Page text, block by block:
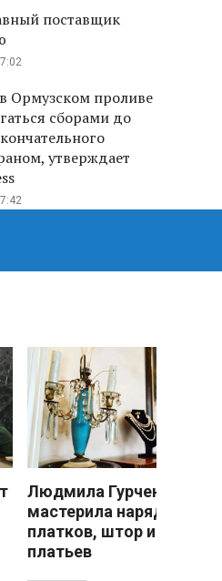
поставщик
Ормузском проливе
сборами до
утверждает
Людмила Гурченко
мастерила наряды из
платков, штор и детских
платьев